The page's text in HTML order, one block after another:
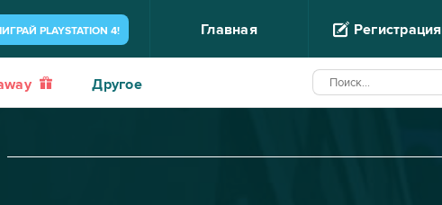
PLAYSTATION 4! Главная Регистрация
Другое